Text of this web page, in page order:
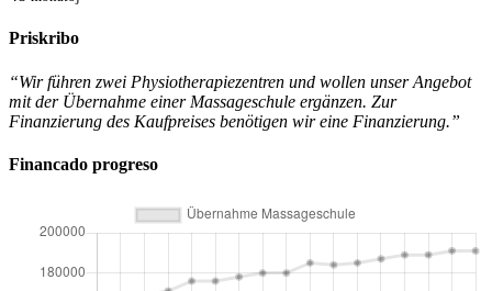
Priskribo
“Wir führen zwei Physiotherapiezentren und wollen unser Angebot
mit der Übernahme einer Massageschule ergänzen. Zur
Finanzierung des Kaufpreises benötigen wir eine Finanzierung.”
Financado progreso